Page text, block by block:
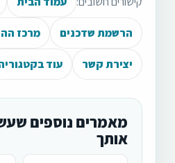
הרשמת שדכנים מרכז
יצירת קשר עוד
מאמרים נוספים
אותך